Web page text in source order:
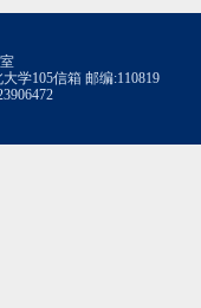
学105信箱 邮编:110819